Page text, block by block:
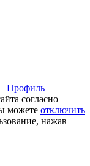
Профиль
согласно
можете отключить
нажав